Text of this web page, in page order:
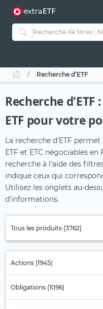
Recherche d’ETF
Recherche
ETF pour votre
La recherche d'ETF
ETF et ETC négociables
recherche à l'aide des
indique ceux qui
Utilisez les onglets au-
d'informations.
Tous les produits (3762)
Actions (1945)
Obligations (1096)